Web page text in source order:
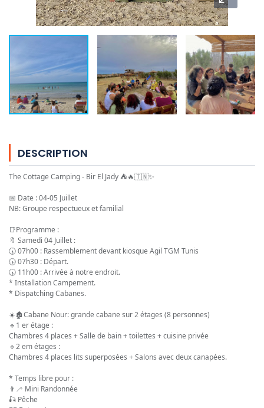
DESCRIPTION
The Cottage Camping - Bir El Jady ⛺🔥🇹🇳✨
📅 Date : 04-05 Juillet
NB: Groupe respectueux et familial
📑Programme :
🔖 Samedi 04 Juillet :
🕠 07h00 : Rassemblement devant kiosque Agil TGM Tunis
🕠 07h30 : Départ.
🕠 11h00 : Arrivée à notre endroit.
* Installation Campement.
* Dispatching Cabanes.
☀️🏚️Cabane Nour: grande cabane sur 2 étages (8 personnes)
🔹 1 er étage :
Chambres 4 places + Salle de bain + toilettes + cuisine privée
🔹2 em étages :
Chambres 4 places lits superposées + Salons avec deux canapées.
* Temps libre pour :
👨‍🦯 Mini Randonnée
🎣 Pêche